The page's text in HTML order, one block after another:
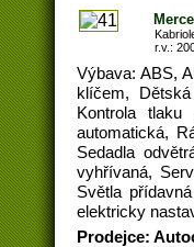
r.v.:
Výbava: ABS,
klíčem,
Kontrola
automatická,
Sedadla
vyhřívaná,
Světla
elektricky
Prodejce: